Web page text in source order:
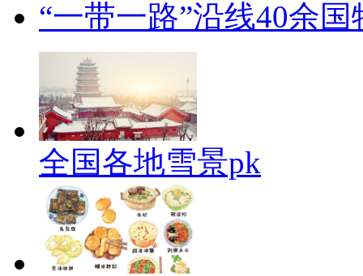
“一带一路”沿线40余
全国各地雪景pk